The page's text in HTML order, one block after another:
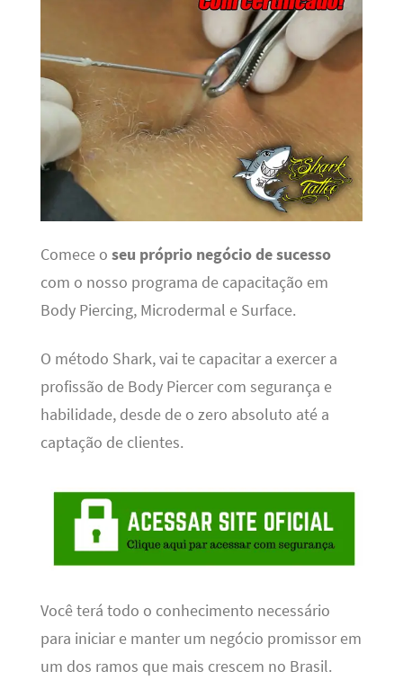
Comece o seu próprio negócio de sucesso
com o nosso programa de capacitação em
Body Piercing, Microdermal e Surface.
O método Shark, vai te capacitar a exercer a
profissão de Body Piercer com segurança e
habilidade, desde de o zero absoluto até a
captação de clientes.
Você terá todo o conhecimento necessário
para iniciar e manter um negócio promissor em
um dos ramos que mais crescem no Brasil.